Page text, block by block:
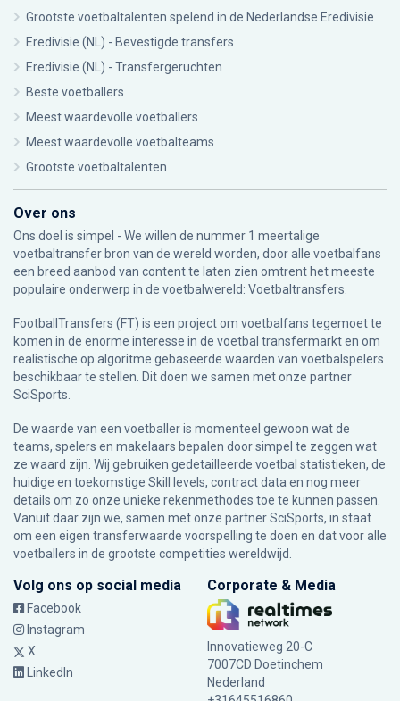
Grootste voetbaltalenten spelend in de Nederlandse Eredivisie
Eredivisie (NL) - Bevestigde transfers
Eredivisie (NL) - Transfergeruchten
Beste voetballers
Meest waardevolle voetballers
Meest waardevolle voetbalteams
Grootste voetbaltalenten
Over ons
Ons doel is simpel - We willen de nummer 1 meertalige
voetbaltransfer bron van de wereld worden, door alle voetbalfans
een breed aanbod van content te laten zien omtrent het meeste
populaire onderwerp in de voetbalwereld: Voetbaltransfers.
FootballTransfers (FT) is een project om voetbalfans tegemoet te
komen in de enorme interesse in de voetbal transfermarkt en om
realistische op algoritme gebaseerde waarden van voetbalspelers
beschikbaar te stellen. Dit doen we samen met onze partner
SciSports
De waarde van een voetballer is momenteel gewoon wat de
teams, spelers en makelaars bepalen door simpel te zeggen wat
ze waard zijn. Wij gebruiken gedetailleerde voetbal statistieken, de
huidige en toekomstige Skill levels, contract data en nog meer
details om zo onze unieke rekenmethodes toe te kunnen passen.
Vanuit daar zijn we, samen met onze partner SciSports, in staat
om een eigen transferwaarde voorspelling te doen en dat voor alle
voetballers in de grootste competities wereldwijd.
Volg ons op social media
Facebook
Instagram
X
LinkedIn
Corporate & Media
Innovatieweg 20-C
7007CD Doetinchem
Nederland